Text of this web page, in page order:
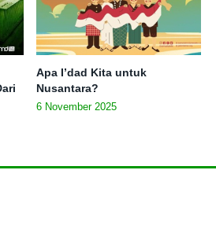
Apa I’dad Kita untuk
Nusantara?
6 November 2025